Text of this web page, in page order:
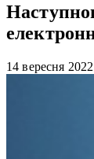
14 вересня 2022